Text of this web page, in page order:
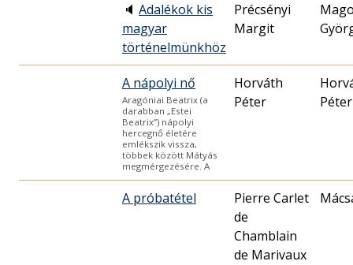
🔈 Adalékok kis
magyar
történelmünkhöz
Précsényi
Margit
A nápolyi nő
Aragóniai Beatrix (a
darabban „Estei
Beatrix”) nápolyi
hercegnő életére
emlékszik vissza,
többek között Mátyás
megmérgezésére. A
Horváth
Péter
Péter
A próbatétel
Pierre Carlet
de
Chamblain
de Marivaux